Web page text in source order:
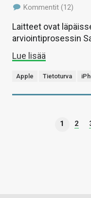
Kommentit (12)
Laitteet ovat
arviointiprosessin
Lue lisää
Apple Tietoturva
1 2